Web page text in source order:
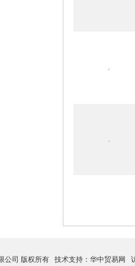
公司 版权所有 技术支持： 华中贸易网